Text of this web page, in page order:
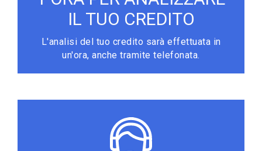
IL TUO CREDITO
L'analisi del tuo credito sarà effettuata in
un'ora, anche tramite telefonata.